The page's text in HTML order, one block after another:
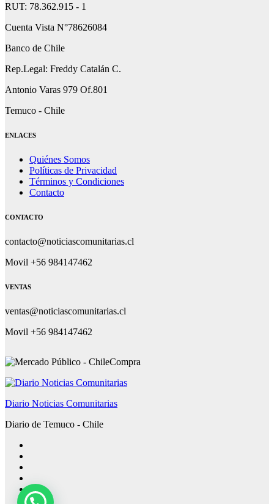
RUT: 78.362.915 - 1
Cuenta Vista N°78626084
Banco de Chile
Rep.Legal: Freddy Catalán C.
Antonio Varas 979 Of.801
Temuco - Chile
ENLACES
Quiénes Somos
Políticas de Privacidad
Términos y Condiciones
Contacto
CONTACTO
contacto@noticiascomunitarias.cl
Movil +56 984147462
VENTAS
ventas@noticiascomunitarias.cl
Movil +56 984147462
Diario Noticias Comunitarias
Diario de Temuco - Chile